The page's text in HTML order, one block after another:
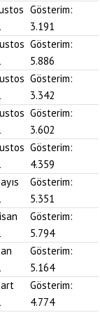
Gösterim:
3.191
Gösterim:
5.886
Gösterim:
3.342
Gösterim:
3.602
Gösterim:
4.359
Gösterim:
5.351
Gösterim:
5.794
Gösterim:
5.164
Gösterim:
4.774